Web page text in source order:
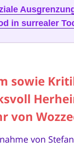
in surrealer
sowie
von
von